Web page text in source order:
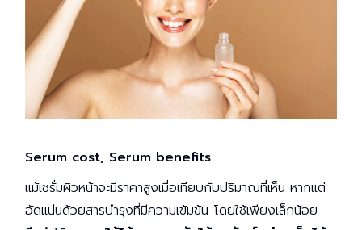
Serum cost, Serum benefits
แม้เซรั่มผิวหน้าจะมีราคาสูงเมื่อเทียบกับปริมาณที่เห็น หากแต่
อัดแน่นด้วยสารบำรุงที่มีความเข้มข้น โดยใช้เพียงเล็กน้อย